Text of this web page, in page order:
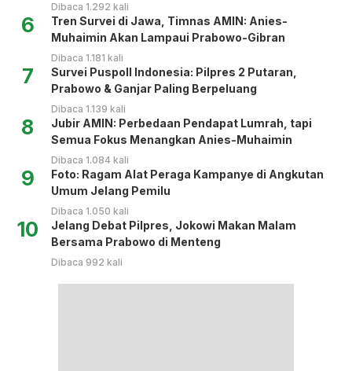
Dibaca 1.292 kali
6
Tren Survei di Jawa, Timnas AMIN: Anies-
Muhaimin Akan Lampaui Prabowo-Gibran
Dibaca 1.181 kali
7
Survei Puspoll Indonesia: Pilpres 2 Putaran,
Prabowo & Ganjar Paling Berpeluang
Dibaca 1.139 kali
8
Jubir AMIN: Perbedaan Pendapat Lumrah, tapi
Semua Fokus Menangkan Anies-Muhaimin
Dibaca 1.084 kali
9
Foto: Ragam Alat Peraga Kampanye di Angkutan
Umum Jelang Pemilu
Dibaca 1.050 kali
10
Jelang Debat Pilpres, Jokowi Makan Malam
Bersama Prabowo di Menteng
Dibaca 992 kali